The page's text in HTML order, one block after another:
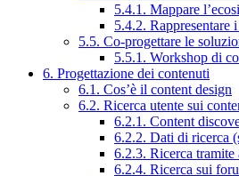
5.4.1. Mappare
5.4.2. Rappresentare
5.5. Co-progettare le
5.5.1. Workshop di
6. Progettazione dei contenuti
6.1. Cos’è il content design
6.2. Ricerca utente sui
6.2.1. Content
6.2.2. Dati di ricerca
6.2.3. Ricerca tramite
6.2.4. Ricerca sui